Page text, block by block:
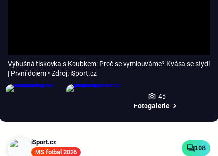
Výbušná tiskovka s Koubkem: Proč se vymlouváme? Kvása se stydí
| První dojem • Zdroj: iSport.cz
45
Fotogalerie
iSport.cz
MS fotbal 2026
108